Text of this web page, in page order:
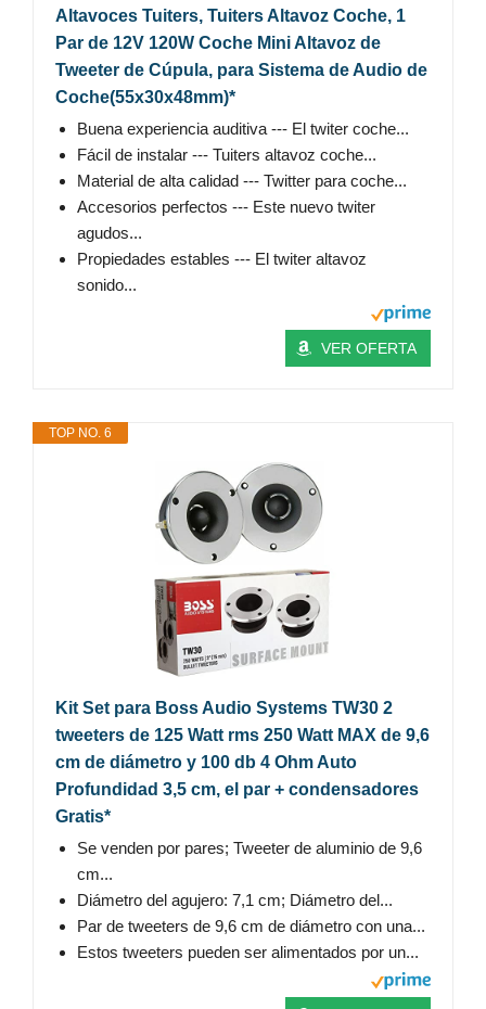
Altavoces Tuiters, Tuiters Altavoz Coche, 1
Par de 12V 120W Coche Mini Altavoz de
Tweeter de Cúpula, para Sistema de Audio de
Coche(55x30x48mm)*
Buena experiencia auditiva --- El twiter coche...
Fácil de instalar --- Tuiters altavoz coche...
Material de alta calidad --- Twitter para coche...
Accesorios perfectos --- Este nuevo twiter
agudos...
Propiedades estables --- El twiter altavoz
sonido...
VER OFERTA
TOP NO. 6
Kit Set para Boss Audio Systems TW30 2
tweeters de 125 Watt rms 250 Watt MAX de 9,6
cm de diámetro y 100 db 4 Ohm Auto
Profundidad 3,5 cm, el par + condensadores
Gratis*
Se venden por pares; Tweeter de aluminio de 9,6
cm...
Diámetro del agujero: 7,1 cm; Diámetro del...
Par de tweeters de 9,6 cm de diámetro con una...
Estos tweeters pueden ser alimentados por un...